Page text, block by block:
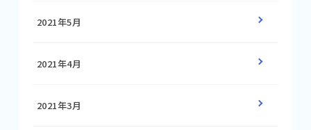
2021年5月
2021年4月
2021年3月